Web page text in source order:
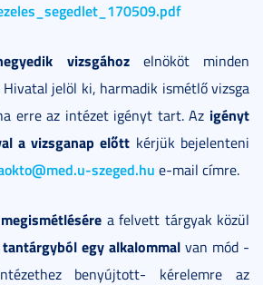
vizsgáhozelnököt minden
jelöl ki, harmadik ismétlő vizsga
erre az intézet igényt tart. Az igényt
a vizsganap előtt kérjük bejelenteni
szeged.hu e-mail címre.
a felvett tárgyak közül
egy alkalommal van mód -
benyújtott- kérelemre az